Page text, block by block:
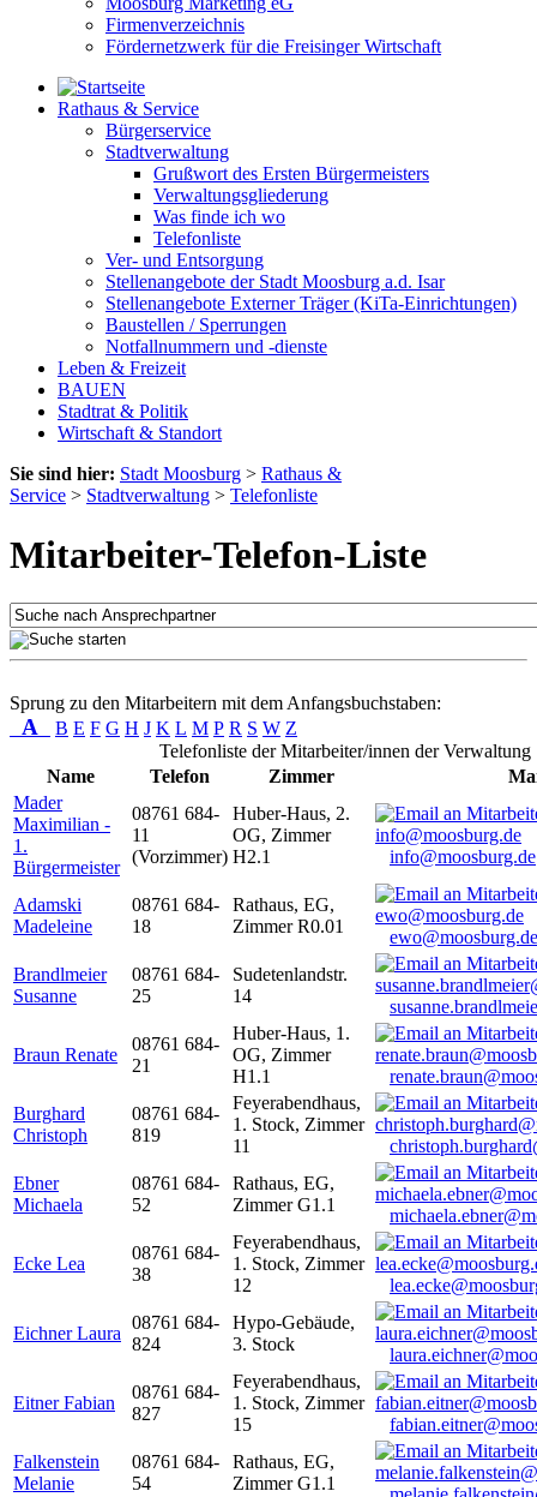
Firmenverzeichnis
Fördernetzwerk für die Freisinger Wirtschaft
Rathaus & Service
Bürgerservice
Stadtverwaltung
Grußwort des Ersten Bürgermeisters
Verwaltungsgliederung
Was finde ich wo
Telefonliste
Ver- und Entsorgung
Stellenangebote der Stadt Moosburg a.d. Isar
Stellenangebote Externer Träger (KiTa-Einrichtungen)
Baustellen / Sperrungen
Notfallnummern und -dienste
Leben & Freizeit
BAUEN
Stadtrat & Politik
Wirtschaft & Standort
Sie sind hier: Stadt Moosburg > Rathaus &
Service > Stadtverwaltung > Telefonliste
Mitarbeiter-Telefon-Liste
Sprung zu den Mitarbeitern mit dem Anfangsbuchstaben:
A B E F G H J K L M P R S W Z
Telefonliste der Mitarbeiter/innen der Verwaltung
Name
Telefon Zimmer
Mader
Maximilian -
1.
Bürgermeister
08761 684-
11
(Vorzimmer)
Huber-Haus, 2.
OG, Zimmer
H2.1
info@moosburg.de
Adamski
Madeleine
08761 684-
18
Rathaus, EG,
Zimmer R0.01
ewo@moosburg.de
Brandlmeier
Susanne
08761 684-
25
Sudetenlandstr.
14
Braun Renate
08761 684-
21
Huber-Haus, 1.
OG, Zimmer
H1.1
Burghard
Christoph
08761 684-
819
Feyerabendhaus,
1. Stock, Zimmer
11
Ebner
Michaela
08761 684-
52
Rathaus, EG,
Zimmer G1.1
Ecke Lea
08761 684-
38
Feyerabendhaus,
1. Stock, Zimmer
12
Eichner Laura
08761 684-
824
Hypo-Gebäude,
3. Stock
Eitner Fabian
08761 684-
827
Feyerabendhaus,
1. Stock, Zimmer
15
Falkenstein
Melanie
08761 684-
54
Rathaus, EG,
Zimmer G1.1